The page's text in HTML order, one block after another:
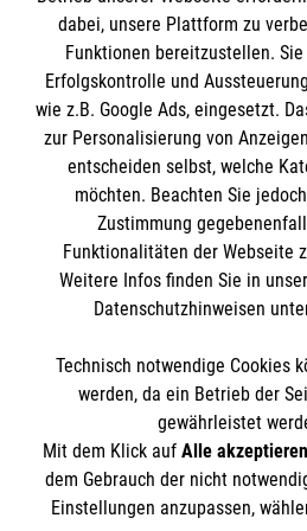
BIC: GENODED 1PA7
Newsletter
Cookies verwalten|AGB|
Barrierefreiheit |Kontakt|
dabei, unsere Plattform zu
Funktionen bereitzustellen.
Erfolgskontrolle und
wie z.B. Google Ads, eingesetzt.
zur Personalisierung von
entscheiden selbst, welche
möchten. Beachten Sie
Zustimmung
Funktionalitäten der Webseite
Weitere Infos finden Sie in
Datenschutzhinweisen
Technisch notwendige Cookies
werden, da ein Betrieb der
gewährleistet
Mit dem Klick auf Alle akzeptieren
dem Gebrauch der nicht
Einstellungen anzupassen,